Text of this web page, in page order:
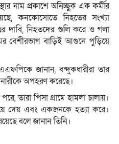
নাম প্রকাশে অনিচ্ছুক এক কর্মীর
কনকোসোতে নিহতের সংখ্যা
দাবি, নিহতদের গুলি করে ও গলা
বেশীরভাগ বাড়িই আগুনে পুড়িয়ে
জানান, বন্দুকধারীরা তার
অপহরণ করেছে।
তারা পিসা গ্রামে হামলা চালায়।
দেয় এবং একজনকে হত্যা করে।
বলে জানান তিনি।